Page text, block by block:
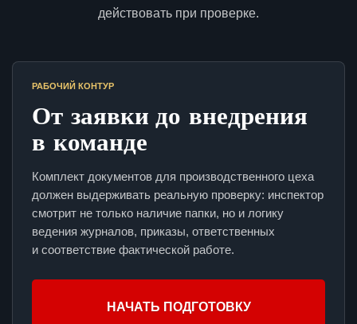
действовать при проверке.
РАБОЧИЙ КОНТУР
От заявки до внедрения
в команде
Комплект документов для производственного цеха
должен выдерживать реальную проверку: инспектор
смотрит не только наличие папки, но и логику
ведения журналов, приказы, ответственных
и соответствие фактической работе.
НАЧАТЬ ПОДГОТОВКУ